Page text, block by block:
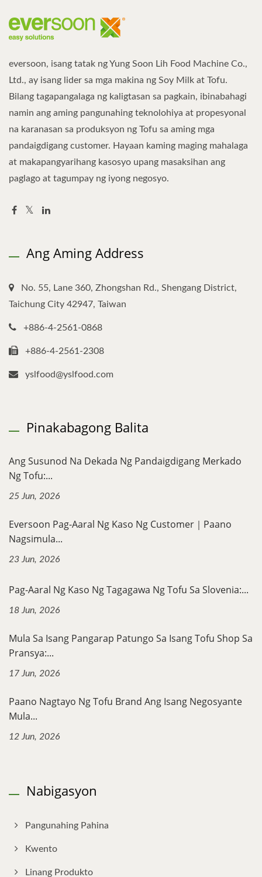
eversoon, isang tatak ng Yung Soon Lih Food Machine Co.,
Ltd., ay isang lider sa mga makina ng Soy Milk at Tofu.
Bilang tagapangalaga ng kaligtasan sa pagkain, ibinabahagi
namin ang aming pangunahing teknolohiya at propesyonal
na karanasan sa produksyon ng Tofu sa aming mga
pandaigdigang customer. Hayaan kaming maging mahalaga
at makapangyarihang kasosyo upang masaksihan ang
paglago at tagumpay ng iyong negosyo.
Ang Aming Address
No. 55, Lane 360, Zhongshan Rd., Shengang District,
Taichung City 42947, Taiwan
+886-4-2561-0868
+886-4-2561-2308
yslfood@yslfood.com
Pinakabagong Balita
Ang Susunod Na Dekada Ng Pandaigdigang Merkado
Ng Tofu:...
25 Jun, 2026
Eversoon Pag-Aaral Ng Kaso Ng Customer｜Paano
Nagsimula...
23 Jun, 2026
Pag-Aaral Ng Kaso Ng Tagagawa Ng Tofu Sa Slovenia:...
18 Jun, 2026
Mula Sa Isang Pangarap Patungo Sa Isang Tofu Shop Sa
Pransya:...
17 Jun, 2026
Paano Nagtayo Ng Tofu Brand Ang Isang Negosyante
Mula...
12 Jun, 2026
Nabigasyon
Pangunahing Pahina
Kwento
Linang Produkto